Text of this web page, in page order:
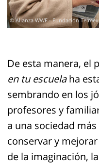
© Alianza WWF - Fundación
De esta manera, el
en tu escuelaha
sembrando en los
profesores y
a una sociedad
conservar y
de la imaginación,